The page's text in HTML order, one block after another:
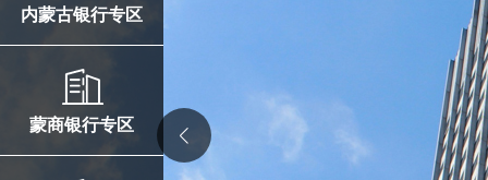
内蒙古银行专区
蒙商银行专区